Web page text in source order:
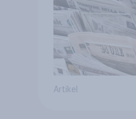
Artikel